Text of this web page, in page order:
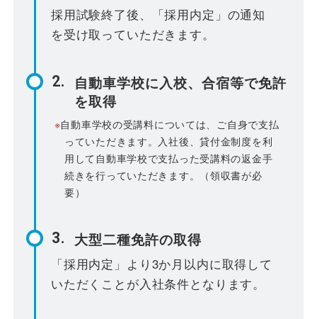
採用試験終了後、「採用内定」の通知
を受け取っていただきます。
自動車学校に入校、合宿等で免許
を取得
※自動車学校の受講料については、ご自身で支払
っていただきます。入社後、貸付金制度を利
用して自動車学校で支払った受講料の返金手
続きを行っていただきます。（領収書が必
要）
大型二種免許の取得
「採用内定」より3か月以内に取得して
いただくことが入社条件となります。